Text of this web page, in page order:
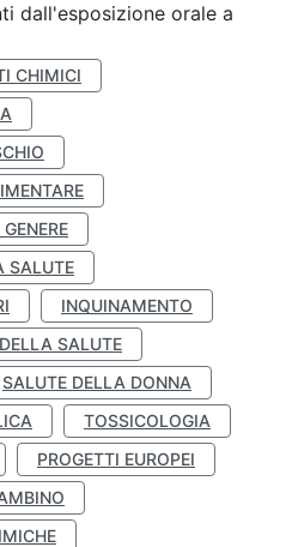
dall'esposizione orale a
CHIMICI
SALUTE
INQUINAMENTO
SALUTE
SALUTE DELLA DONNA
TOSSICOLOGIA
PROGETTI EUROPEI